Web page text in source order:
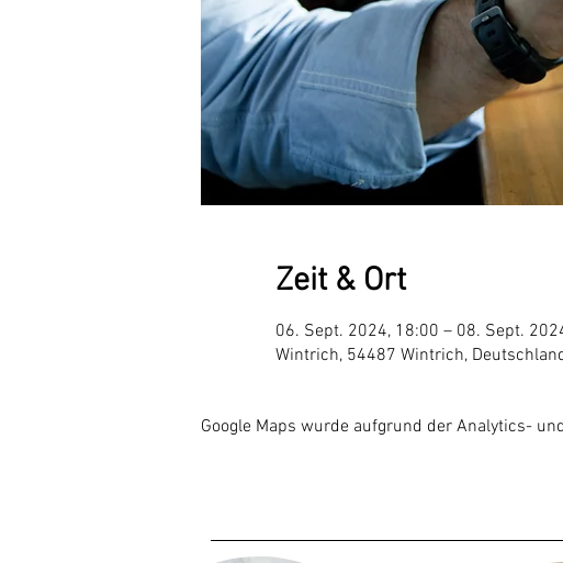
Zeit & Ort
06. Sept. 2024, 18:00 – 08. Sept.
Wintrich, 54487 Wintrich,
Google Maps wurde aufgrund der Analytics-